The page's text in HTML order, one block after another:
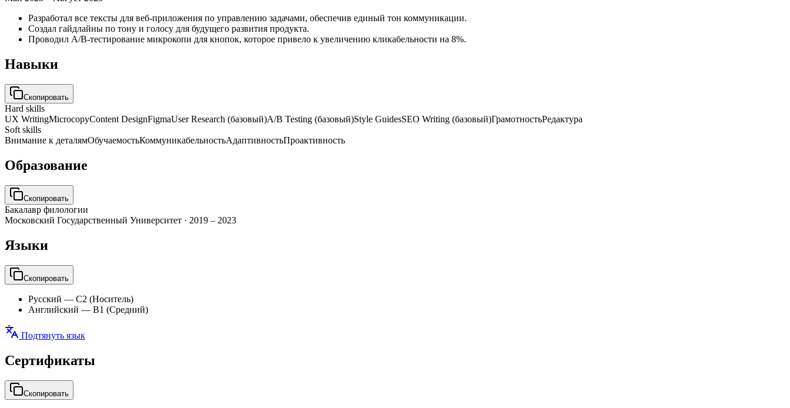
Разработал все тексты для веб-приложения по управлению задачами, обеспечив единый тон коммуникации.
Создал гайдлайны по тону и голосу для будущего развития продукта.
Проводил A/B-тестирование микрокопи для кнопок, которое привело к увеличению кликабельности на 8%.
Навыки
Скопировать
Hard skills
UX WritingMicrocopyContent DesignFigmaUser Research (базовый)A/B Testing (базовый)Style GuidesSEO Writing (базовый)ГрамотностьРедактура
Soft skills
Внимание к деталямОбучаемостьКоммуникабельностьАдаптивностьПроактивность
Образование
Скопировать
Бакалавр филологии
Московский Государственный Университет · 2019 – 2023
Языки
Скопировать
Русский — C2 (Носитель)
Английский — B1 (Средний)
Подтянуть язык
Сертификаты
Скопировать